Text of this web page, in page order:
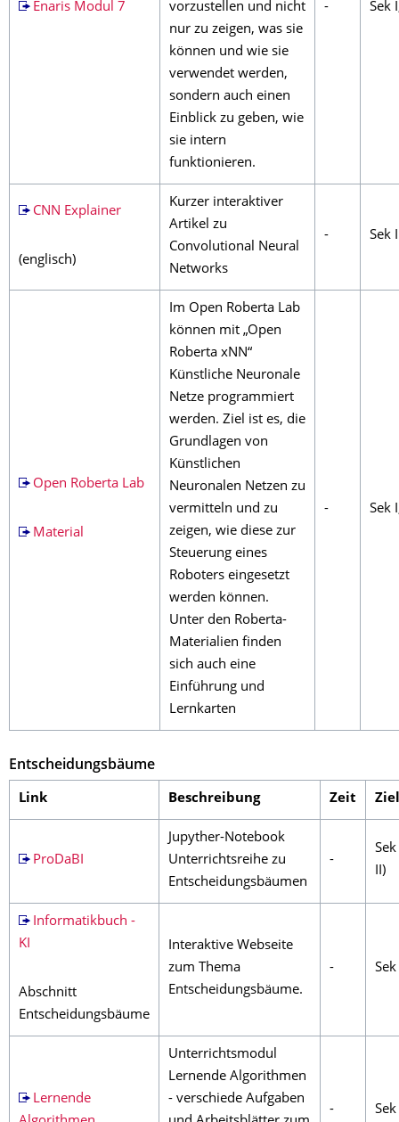
Enaris Modul 7
vorzustellen und nicht
nur zu zeigen, was sie
können und wie sie
verwendet werden,
sondern auch einen
Einblick zu geben, wie
sie intern
funktionieren.
- Sek
CNN Explainer
(englisch)
Kurzer interaktiver
Artikel zu
Convolutional Neural
Networks
- Sek
Open Roberta Lab
Material
Im Open Roberta Lab
können mit „Open
Roberta xNN“
Künstliche Neuronale
Netze programmiert
werden. Ziel ist es, die
Grundlagen von
Künstlichen
Neuronalen Netzen zu
vermitteln und zu
zeigen, wie diese zur
Steuerung eines
Roboters eingesetzt
werden können.
Unter den Roberta-
Materialien finden
sich auch eine
Einführung und
Lernkarten
- Sek
Entscheidungsbäume
Link Beschreibung Zeit
ProDaBI
Jupyther-Notebook
Unterrichtsreihe zu
Entscheidungsbäumen
-
Sek
II)
Informatikbuch -
KI
Abschnitt
Entscheidungsbäume
Interaktive Webseite
zum Thema
Entscheidungsbäume.
- Sek
Lernende
Unterrichtsmodul
Lernende Algorithmen
- verschiede Aufgaben
- Sek